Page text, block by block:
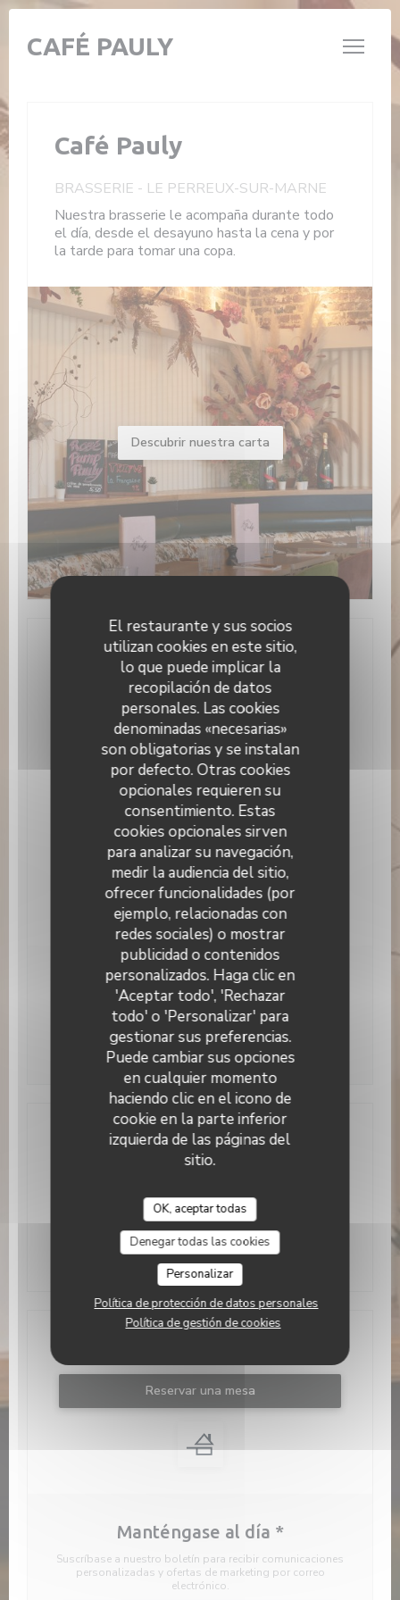
Personalización de sus opciones de cookies
El restaurante y sus socios
utilizan cookies en este sitio,
lo que puede implicar la
recopilación de datos
personales. Las cookies
denominadas «necesarias»
son obligatorias y se instalan
por defecto. Otras cookies
opcionales requieren su
consentimiento. Estas
cookies opcionales sirven
para analizar su navegación,
medir la audiencia del sitio,
ofrecer funcionalidades (por
ejemplo, relacionadas con
redes sociales) o mostrar
publicidad o contenidos
personalizados. Haga clic en
'Aceptar todo', 'Rechazar
todo' o 'Personalizar' para
gestionar sus preferencias.
Puede cambiar sus opciones
en cualquier momento
haciendo clic en el icono de
cookie en la parte inferior
izquierda de las páginas del
sitio.
OK, aceptar todas
Denegar todas las cookies
Personalizar
Política de protección de datos personales
Política de gestión de cookies
CAFÉ PAULY
Café Pauly
BRASSERIE - LE PERREUX-SUR-MARNE
Nuestra brasserie le acompaña durante todo
el día, desde el desayuno hasta la cena y por
la tarde para tomar una copa.
Descubrir nuestra carta
Información general
Cocina
tradicional, Hecho en casa, productos frescos
Tipo de negocio
Brasserie
Servicios
Privatización, Acceso a Discapacitados, WiFi,
Terraza
Métodos de pago
Contactless Payment, Eurocard/Mastercard,
Efectivo, Tarjeta de Crédito
Horario de apertura
Dom 07:00 - 01:00
Dirección
Marne((abre en una nueva ventana))
01 41 93 79 74
Instagram ((abre en una nueva
Reservar una mesa
Manténgase al día *
Suscríbase a nuestro boletín para recibir comunicaciones
personalizadas y ofertas de marketing por correo
electrónico.
Café Pauly